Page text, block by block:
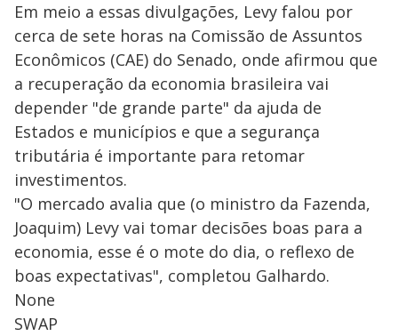
Em meio a essas divulgações, Levy falou por
cerca de sete horas na Comissão de Assuntos
Econômicos (CAE) do Senado, onde afirmou que
a recuperação da economia brasileira vai
depender "de grande parte" da ajuda de
Estados e municípios e que a segurança
tributária é importante para retomar
investimentos.
"O mercado avalia que (o ministro da Fazenda,
Joaquim) Levy vai tomar decisões boas para a
economia, esse é o mote do dia, o reflexo de
boas expectativas", completou Galhardo.
None
SWAP